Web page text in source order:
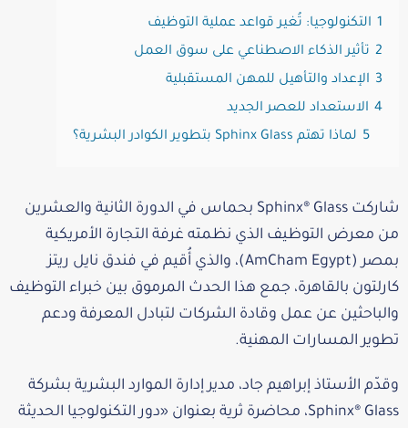
1
التكنولوجيا: تُغير قواعد عملية التوظيف
2 تأثير الذكاء الاصطناعي على سوق العمل
3 الإعداد والتأهيل للمهن المستقبلية
4 الاستعداد للعصر الجديد
5 لماذا تهتم Sphinx Glass بتطوير الكوادر البشرية؟
شاركت Sphinx® Glass بحماس في الدورة الثانية والعشرين
من معرض التوظيف الذي نظمته غرفة التجارة الأمريكية
بمصر (AmCham Egypt)، والذي أُقيم في فندق نايل ريتز
كارلتون بالقاهرة، جمع هذا الحدث المرموق بين خبراء التوظيف
والباحثين عن عمل وقادة الشركات لتبادل المعرفة ودعم
تطوير المسارات المهنية.
وقدّم الأستاذ إبراهيم جاد، مدير إدارة الموارد البشرية بشركة
Sphinx® Glass، محاضرة ثرية بعنوان «دور التكنولوجيا الحديثة